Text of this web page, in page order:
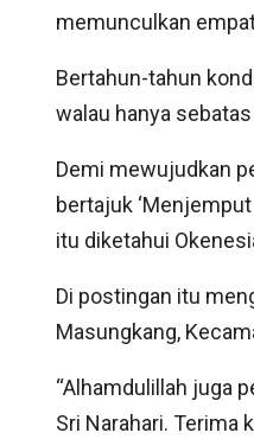
memunculkan
Bertahun-tahun
walau hanya
Demi mewujudkan
bertajuk
itu diketahui
Di postingan itu
Masungkang,
“Alhamdulillah juga
Sri Narahari. Terima